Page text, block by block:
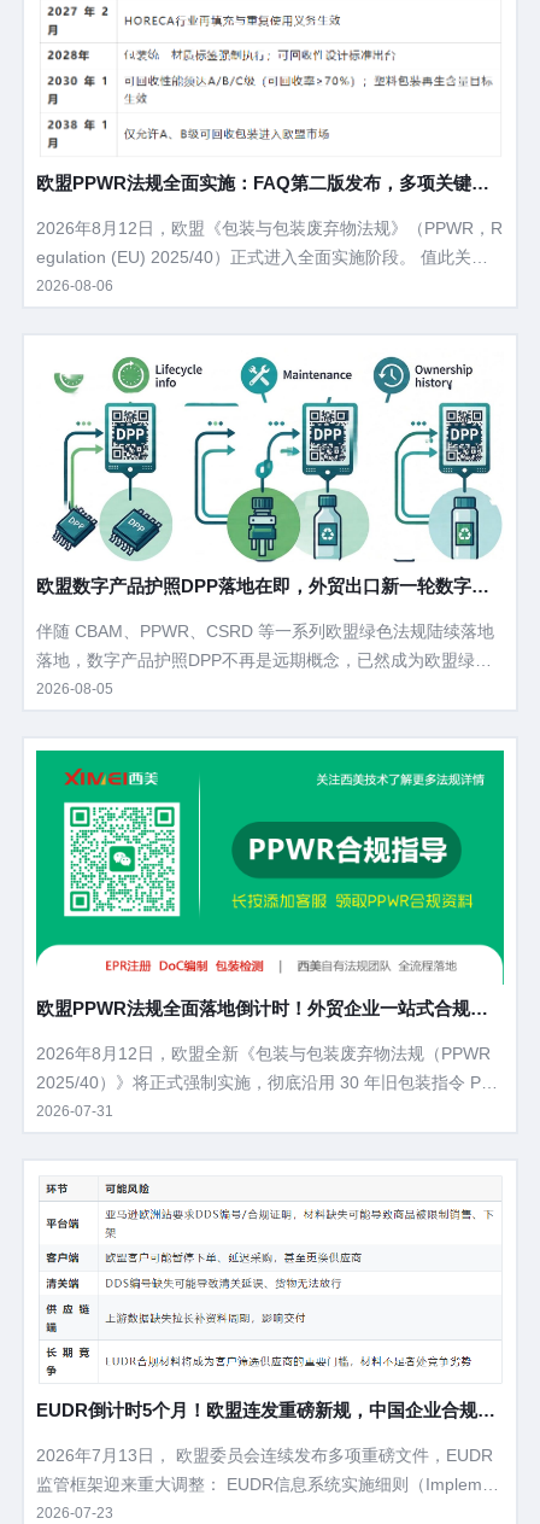
欧盟PPWR法规全面实施：FAQ第二版发布，多项关键问
2026年8月12日，欧盟《包装与包装废弃物法规》（PPWR，R
egulation (EU) 2025/40）正式进入全面实施阶段。 值此关键
节点，欧盟委员会于2026年7月31日发布了PPWR答疑文件（F
操问题。
2026-08-06
欧盟数字产品护照DPP落地在即，外贸出口新一轮数字化
伴随 CBAM、PPWR、CSRD 等一系列欧盟绿色法规陆续落地
落地，数字产品护照DPP不再是远期概念，已然成为欧盟绿色
贸易的底层基础工具。 从碳边境关税核算、包装合规溯源，到
数据。当下大量外贸企业对DPP认知模糊，不清楚落地节点、
硬性要求与落地路径，本文拆解DPP核心定义、立法进度、管
控范围、企业刚需痛点以及落地筹备方案。
2026-08-05
欧盟PPWR法规全面落地倒计时！外贸企业一站式合规操
2026年8月12日，欧盟全新《包装与包装废弃物法规（PPWR
2025/40）》将正式强制实施，彻底沿用 30 年旧包装指令 PP
WD，覆盖所有出口欧盟的包装产品，违规最高处以企业年营业
递箱、缓冲内衬、塑料膜全部纳入管控。
2026-07-31
EUDR倒计时5个月！欧盟连发重磅新规，中国企业合规路
2026年7月13日， 欧盟委员会连续发布多项重磅文件，EUDR
监管框架迎来重大调整： EUDR信息系统实施细则（Implemen
ting Regulation）‍——对DDS（尽职调查声明）的提交、审
2026-07-23